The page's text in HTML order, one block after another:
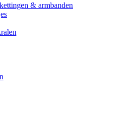
& armbanden